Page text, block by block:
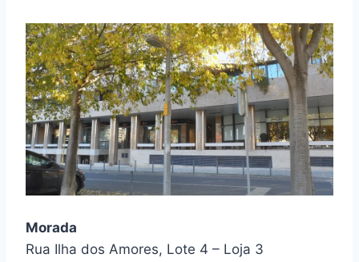
Morada
Rua Ilha dos Amores, Lote 4 – Loja 3